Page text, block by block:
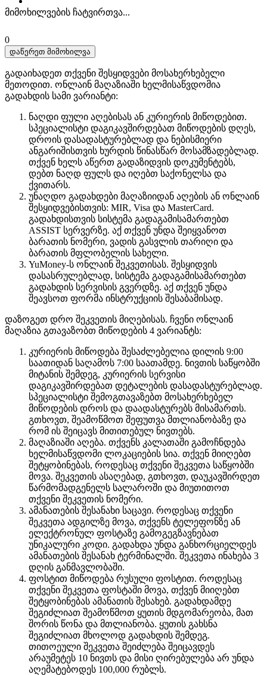
მიმოხილვების ჩატვირთვა...
0
დაწერეთ მიმოხილვა
გადაიხადეთ თქვენი შესყიდვები მოსახერხებელი
მეთოდით. ​​ონლაინ მაღაზიაში ხელმისაწვდომია
გადახდის სამი ვარიანტი:
ნაღდი ფული აღებისას ან კურიერის მიწოდებით.
სპეციალისტი დაგიკავშირდებათ მიწოდების დღეს,
დროის დასადასტურებლად და ნებისმიერი
ანგარიშისთვის ხურდის წინასწარ მოსამზადებლად.
თქვენ ხელს აწერთ გადაზიდვის დოკუმენტებს,
დებთ ნაღდ ფულს და იღებთ საქონელსა და
ქვითარს.
უნაღდო გადახდები მაღაზიიდან აღების ან ონლაინ
შესყიდვებისთვის: MIR, Visa და MasterCard.
გადახდისთვის სისტემა გადაგამისამართებთ
ASSIST სერვერზე. აქ თქვენ უნდა შეიყვანოთ
ბარათის ნომერი, ვადის გასვლის თარიღი და
ბარათის მფლობელის სახელი.
YuMoney-ს ონლაინ შეკვეთისას. შესყიდვის
დასასრულებლად, სისტემა გადაგამისამართებთ
გადახდის სერვისის გვერდზე. აქ თქვენ უნდა
შეავსოთ ფორმა ინსტრუქციის შესაბამისად.
დაზოგეთ დრო შეკვეთის მიღებისას. ჩვენი ონლაინ
მაღაზია გთავაზობთ მიწოდების 4 ვარიანტს:
კურიერის მიწოდება შესაძლებელია დილის 9:00
საათიდან საღამოს 7:00 საათამდე. ნივთის საწყობში
მიტანის შემდეგ, კურიერის სერვისი
დაგიკავშირდებათ დეტალების დასადასტურებლად.
სპეციალისტი შემოგთავაზებთ მოსახერხებელ
მიწოდების დროს და დაადასტურებს მისამართს.
გთხოვთ, შეამოწმოთ შეფუთვა მთლიანობაზე და
რომ ის შეიცავს მითითებულ ნივთებს.
მაღაზიაში აღება. თქვენს კალათაში გამოჩნდება
ხელმისაწვდომი ლოკაციების სია. თქვენ მიიღებთ
შეტყობინებას, როდესაც თქვენი შეკვეთა საწყობში
მოვა. შეკვეთის ასაღებად, გთხოვთ, დაუკავშირდეთ
წარმომადგენელს სალაროში და მიუთითოთ
თქვენი შეკვეთის ნომერი.
ამანათების შესანახი საცავი. როდესაც თქვენი
შეკვეთა ადგილზე მოვა, თქვენს ტელეფონზე ან
ელექტრონულ ფოსტაზე გამოგეგზავნებათ
უნიკალური კოდი. გადახდა უნდა განხორციელდეს
ამანათების შესანახ ტერმინალში. შეკვეთა ინახება 3
დღის განმავლობაში.
ფოსტით მიწოდება რუსული ფოსტით. როდესაც
თქვენი შეკვეთა ფოსტაში მოვა, თქვენ მიიღებთ
შეტყობინებას ამანათის შესახებ. გადახდამდე
შეგიძლიათ შეამოწმოთ ყუთის მდგომარეობა, მათ
შორის წონა და მთლიანობა. ყუთის გახსნა
შეგიძლიათ მხოლოდ გადახდის შემდეგ.
თითოეული შეკვეთა შეიძლება შეიცავდეს
არაუმეტეს 10 ნივთს და მისი ღირებულება არ უნდა
აღემატებოდეს 100,000 რუბლს.